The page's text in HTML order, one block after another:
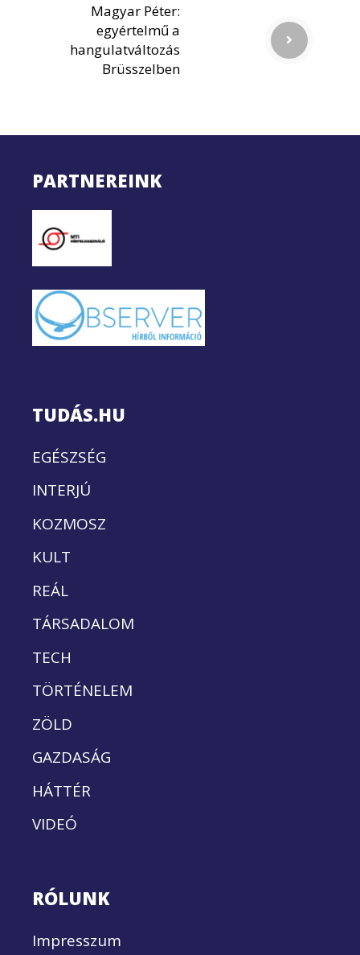
Magyar Péter:
egyértelmű a
hangulatváltozás
Brüsszelben
PARTNEREINK
TUDÁS.HU
EGÉSZSÉG
INTERJÚ
KOZMOSZ
KULT
REÁL
TÁRSADALOM
TECH
TÖRTÉNELEM
ZÖLD
GAZDASÁG
HÁTTÉR
VIDEÓ
RÓLUNK
Impresszum